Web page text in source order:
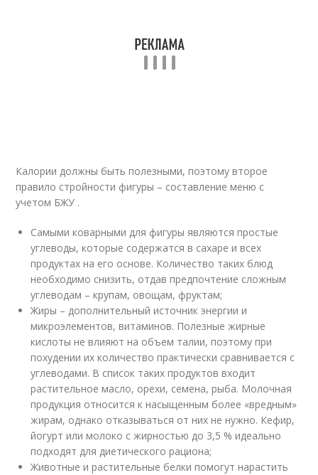
Калории должны быть полезными, поэтому второе
правило стройности фигуры – составление меню с
учетом БЖУ .
Самыми коварными для фигуры являются простые
углеводы, которые содержатся в сахаре и всех
продуктах на его основе. Количество таких блюд
необходимо снизить, отдав предпочтение сложным
углеводам – крупам, овощам, фруктам;
Жиры – дополнительный источник энергии и
микроэлементов, витаминов. Полезные жирные
кислоты не влияют на объем талии, поэтому при
похудении их количество практически сравнивается с
углеводами. В список таких продуктов входит
растительное масло, орехи, семена, рыба. Молочная
продукция относится к насыщенным более «вредным»
жирам, однако отказываться от них не нужно. Кефир,
йогурт или молоко с жирностью до 3,5 % идеально
подходят для диетического рациона;
Животные и растительные белки помогут нарастить